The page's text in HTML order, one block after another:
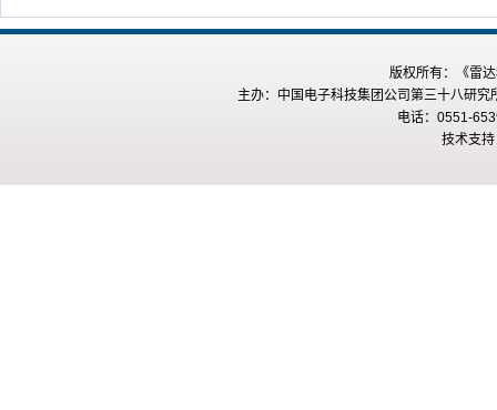
版权所有：《雷
主办：中国电子科技集团公司第三十八研
电话：0551-
技术支